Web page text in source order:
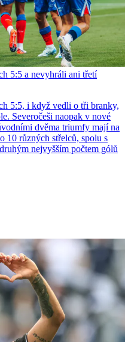
5:5 a nevyhráli ani třetí
5:5, i když vedli o tři branky,
Severočeši naopak v nové
dvěma triumfy mají na
10 různých střelců, spolu s
nejvyšším počtem gólů